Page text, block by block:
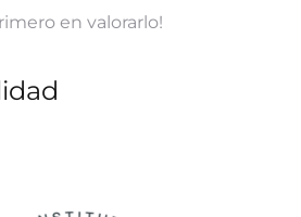
en valorarlo!